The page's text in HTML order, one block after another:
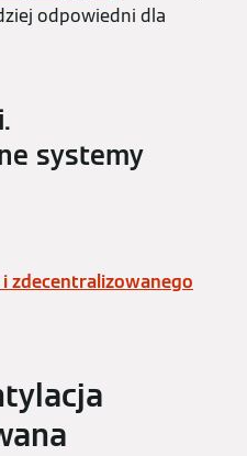
odpowiedni dla
systemy
zdecentralizowanego